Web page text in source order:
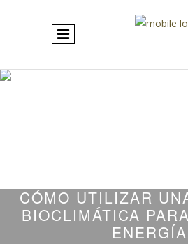
CÓMO UTILIZAR
BIOCLIMÁTICA
ENERGÍA